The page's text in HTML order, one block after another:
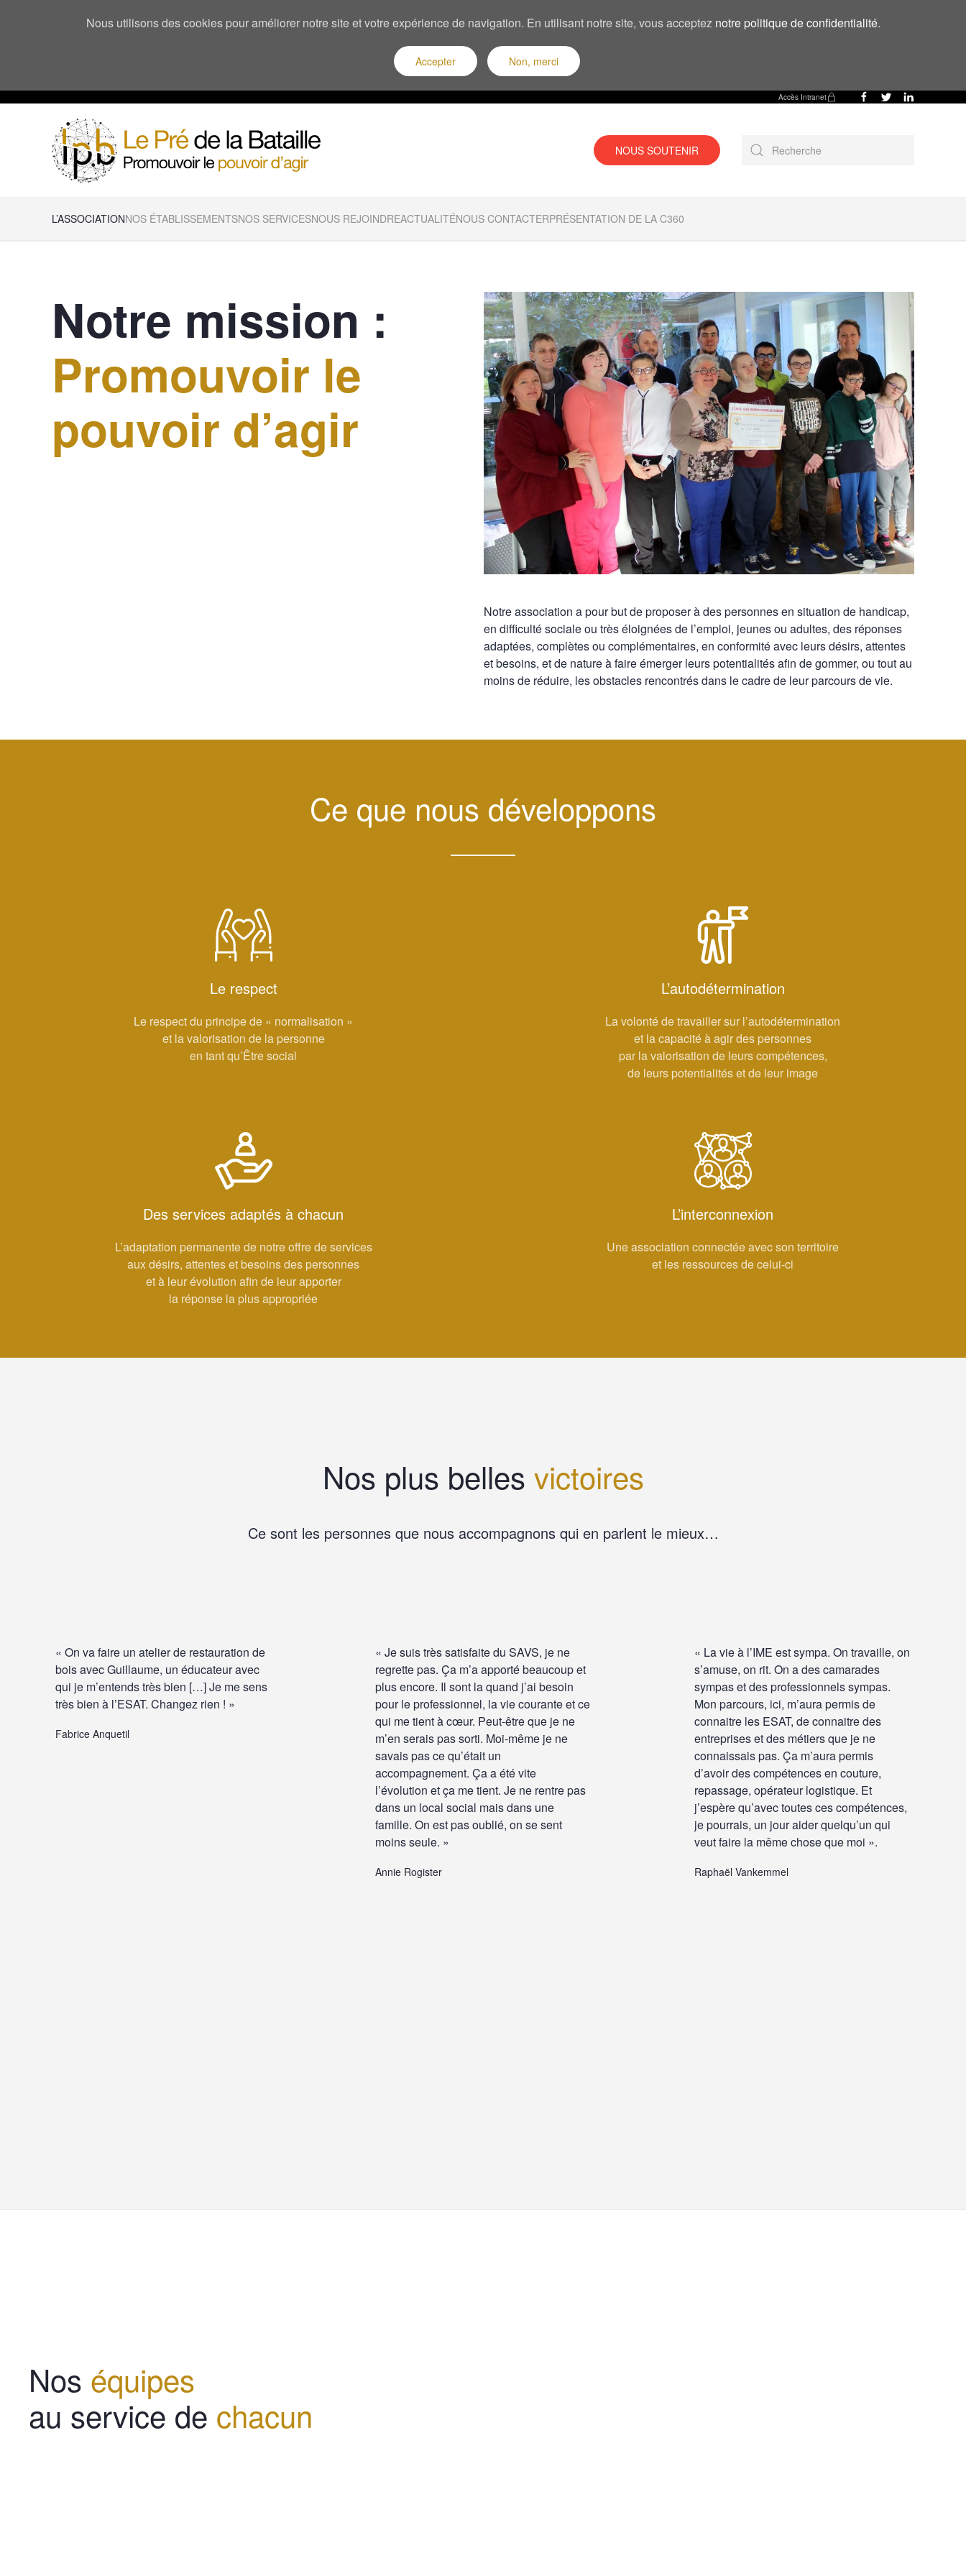
Nous utilisons des cookies pour améliorer notre site et votre expérience de navigation. En utilisant notre site, vous acceptez notre politique de confidentialité.
Accepter Non, merci
Accès Intranet
NOUS SOUTENIR
L’ASSOCIATIONNOS ÉTABLISSEMENTSNOS SERVICESNOUS REJOINDREACTUALITÉNOUS CONTACTERPRÉSENTATION DE LA C360
Notre mission :
Promouvoir le
pouvoir d’agir
Notre association a pour but de proposer à des personnes en situation de handicap,
en difficulté sociale ou très éloignées de l’emploi, jeunes ou adultes, des réponses
adaptées, complètes ou complémentaires, en conformité avec leurs désirs, attentes
et besoins, et de nature à faire émerger leurs potentialités afin de gommer, ou tout au
moins de réduire, les obstacles rencontrés dans le cadre de leur parcours de vie.
Ce que nous développons
Le respect
Le respect du principe de « normalisation »
et la valorisation de la personne
en tant qu’Être social
L’autodétermination
La volonté de travailler sur l’autodétermination
et la capacité à agir des personnes
par la valorisation de leurs compétences,
de leurs potentialités et de leur image
Des services adaptés à chacun
L’adaptation permanente de notre offre de services
aux désirs, attentes et besoins des personnes
et à leur évolution afin de leur apporter
la réponse la plus appropriée
L’interconnexion
Une association connectée avec son territoire
et les ressources de celui-ci
Nos plus belles victoires
Ce sont les personnes que nous accompagnons qui en parlent le mieux…
« On va faire un atelier de restauration de
bois avec Guillaume, un éducateur avec
qui je m’entends très bien […] Je me sens
très bien à l’ESAT. Changez rien ! »
Fabrice Anquetil
« Je suis très satisfaite du SAVS, je ne
regrette pas. Ça m’a apporté beaucoup et
plus encore. Il sont la quand j’ai besoin
pour le professionnel, la vie courante et ce
qui me tient à cœur. Peut-être que je ne
m’en serais pas sorti. Moi-même je ne
savais pas ce qu’était un
accompagnement. Ça a été vite
l’évolution et ça me tient. Je ne rentre pas
dans un local social mais dans une
famille. On est pas oublié, on se sent
moins seule. »
Annie Rogister
« La vie à l’IME est sympa. On travaille, on
s’amuse, on rit. On a des camarades
sympas et des professionnels sympas.
Mon parcours, ici, m’aura permis de
connaitre les ESAT, de connaitre des
entreprises et des métiers que je ne
connaissais pas. Ça m’aura permis
d’avoir des compétences en couture,
repassage, opérateur logistique. Et
j’espère qu’avec toutes ces compétences,
je pourrais, un jour aider quelqu’un qui
veut faire la même chose que moi ».
Raphaël Vankemmel
Nos équipes
au service de chacun